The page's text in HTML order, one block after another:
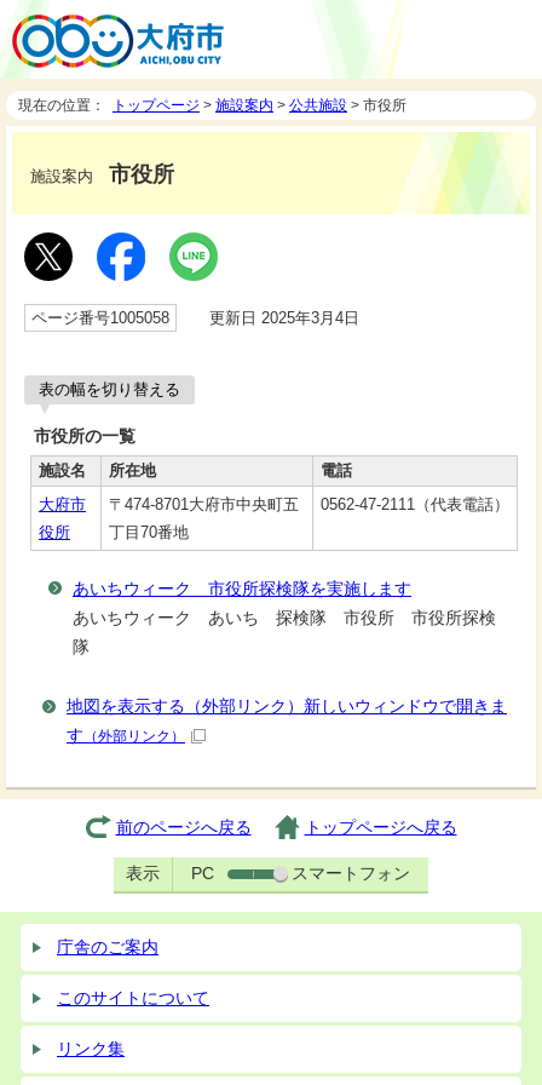
現在の位置： トップページ > 施設案内 > 公共施設 > 市役所
施設案内 市役所
ページ番号1005058 更新日 2025年3月4日
表の幅を切り替える
市役所の一覧
施設名
所在地
電話
大府市
役所
〒474-8701大府市中央町五
丁目70番地
0562-47-2111（代表電話）
あいちウィーク 市役所探検隊を実施します
あいちウィーク あいち 探検隊 市役所 市役所探検
隊
地図を表示する（外部リンク）新しいウィンドウで開きま
す （外部リンク）
前のページへ戻る トップページへ戻る
表示 PC スマートフォン
庁舎のご案内
このサイトについて
リンク集